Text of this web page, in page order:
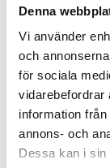
Denna
Vi använder
och
för sociala
vidarebefordrar
information
annons- och
Dessa kan i sin